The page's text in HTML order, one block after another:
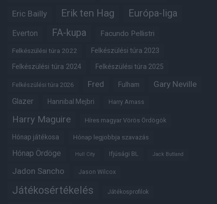
Eric Bailly Erik ten Hag Európa-liga
Everton FA-kupa Facundo Pellistri
Felkészülési túra 2022 Felkészülési túra 2023
Felkészülési túra 2024 Felkészülési túra 2025
Felkészülési túra 2026 Fred Fulham Gary Neville
Glazer Hannibal Mejbri Harry Amass
Harry Maguire Híres magyar Vörös Ördögök
Hónap játékosa Hónap legjobbja szavazás
Hónap Ördöge Hull City Ifjúsági BL Jack Butland
Jadon Sancho Jason Wilcox
Játékosértékelés Játékosprofilok